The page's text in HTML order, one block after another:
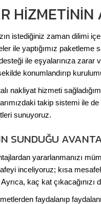
istediğiniz zaman dilimi
ile yaptığımız
ile eşyalarınıza
konumlandırıp
hizmeti
takip sistemi ile
sunuyoruz.
SUNDUĞU
yararlanmanızı
inceliyoruz; kısa
kaç kat
faydalanıp